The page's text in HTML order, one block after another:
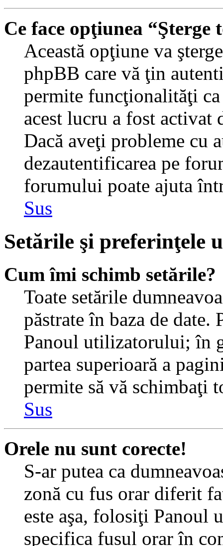
Ce face opţiunea
Această opţiune va
phpBB care vă ţin
permite funcţionalităţi
acest lucru a fost
Dacă aveţi probleme cu
dezautentificarea pe
forumului poate ajuta
Sus
Setările şi preferinţele
Cum îmi schimb setările?
Toate setările
păstrate în baza de
Panoul utilizatorului; în
partea superioară a
permite să vă schimbaţi
Sus
Orele nu sunt corecte!
S-ar putea ca
zonă cu fus orar diferit
este aşa, folosiţi Panoul
specifica fusul orar în